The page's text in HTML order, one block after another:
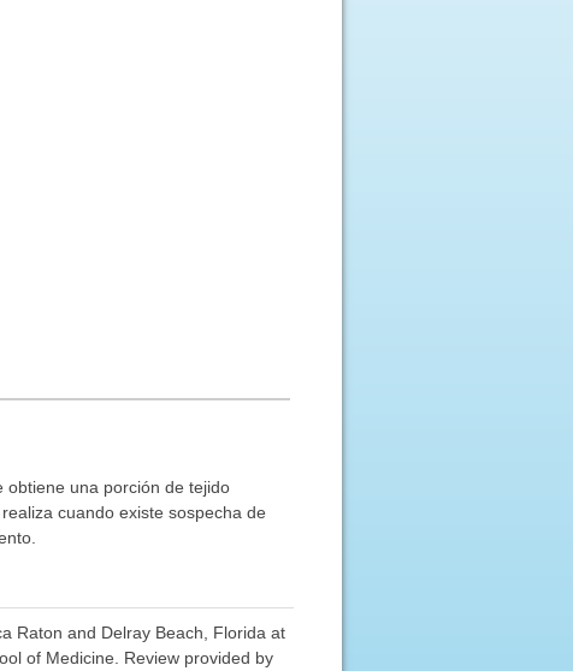
obtiene una porción de tejido
cuando existe sospecha de
Raton and Delray Beach, Florida at
of Medicine. Review provided by